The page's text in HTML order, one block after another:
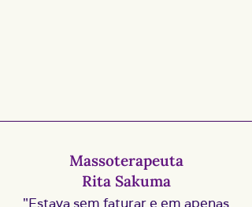
Massoterapeuta
Rita Sakuma
"Estava sem faturar e em apenas